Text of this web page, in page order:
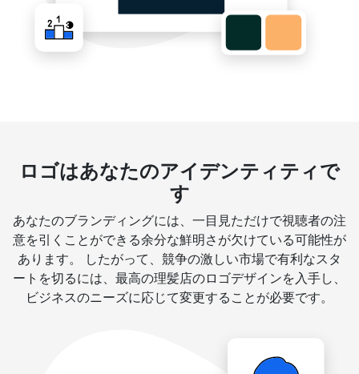
ロゴはあなたのアイデンティティで
す
あなたのブランディングには、一目見ただけで視聴者の注
意を引くことができる余分な鮮明さが欠けている可能性が
あります。 したがって、競争の激しい市場で有利なスタ
ートを切るには、最高の理髪店のロゴデザインを入手し、
ビジネスのニーズに応じて変更することが必要です。